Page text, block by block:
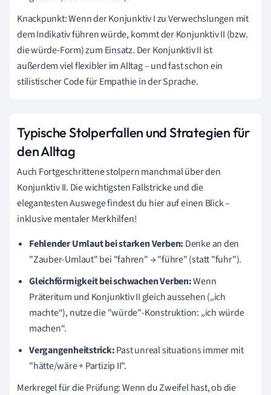
Knackpunkt: Wenn der Konjunktiv I zu Verwechslungen mit
dem Indikativ führen würde, kommt der Konjunktiv II (bzw.
die würde-Form) zum Einsatz. Der Konjunktiv II ist
außerdem viel flexibler im Alltag – und fast schon ein
stilistischer Code für Empathie in der Sprache.
Typische Stolperfallen und Strategien für
den Alltag
Auch Fortgeschrittene stolpern manchmal über den
Konjunktiv II. Die wichtigsten Fallstricke und die
elegantesten Auswege findest du hier auf einen Blick –
inklusive mentaler Merkhilfen!
Fehlender Umlaut bei starken Verben: Denke an den
"Zauber-Umlaut" bei "fahren" → "führe" (statt "fuhr").
Gleichförmigkeit bei schwachen Verben:Wenn
Präteritum und Konjunktiv II gleich aussehen („ich
machte“), nutze die "würde"-Konstruktion: „ich würde
machen“.
Vergangenheitstrick:Past unreal situations immer mit
"hätte/wäre + Partizip II".
Merkregel für die Prüfung: Wenn du Zweifel hast, ob die